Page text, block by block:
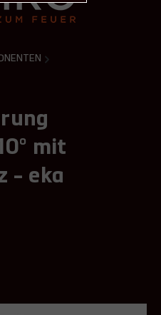
mit
- eka